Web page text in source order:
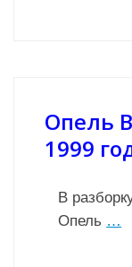
Опель
1999
В
Опель …